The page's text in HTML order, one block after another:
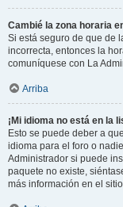
Cambié la zona horaria
Si está seguro de que de
incorrecta, entonces la
comuníquese con La
Arriba
¡Mi idioma no está en la
Esto se puede deber a
idioma para el foro o
Administrador si puede
paquete no existe,
más información en el